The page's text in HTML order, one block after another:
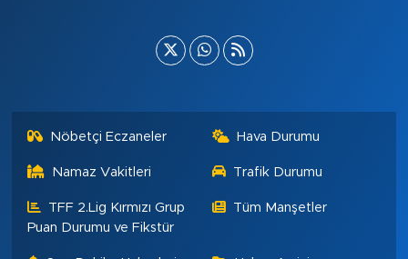
Nöbetçi Eczaneler Hava Durumu
Namaz Vakitleri Trafik Durumu
TFF 2.Lig Kırmızı Grup
Puan Durumu ve Fikstür
Tüm Manşetler